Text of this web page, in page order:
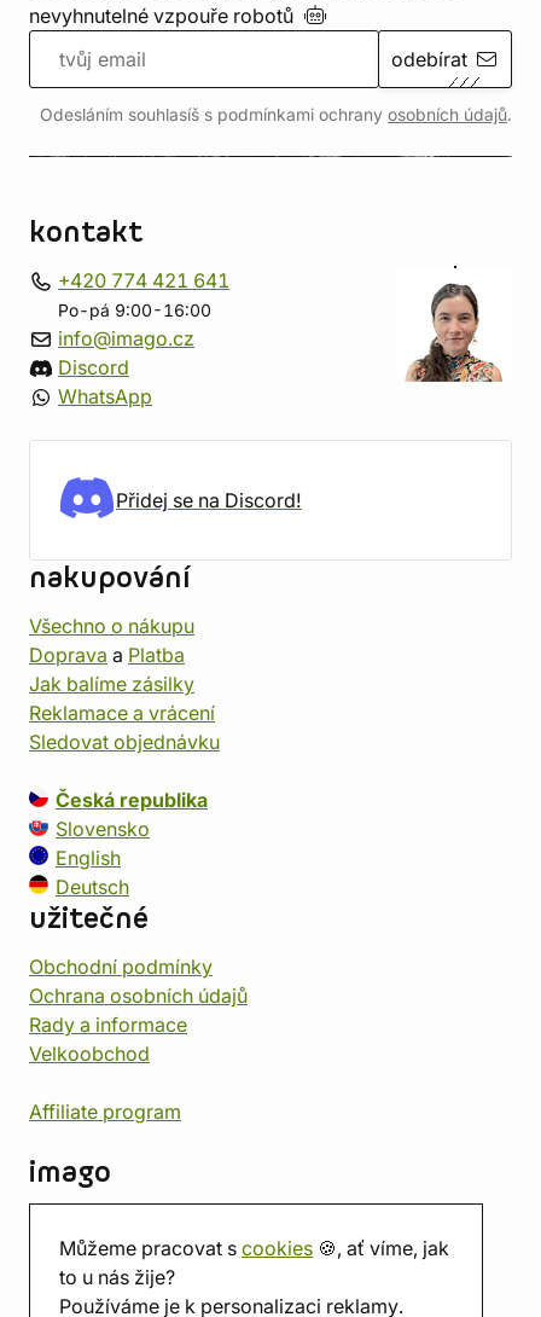
Můžeme pracovat s cookies 🍪, ať víme, jak
to u nás žije?
Používáme je k personalizaci reklamy.
nevyhnutelné vzpouře robotů
odebírat
Odesláním souhlasíš s podmínkami ochrany osobních údajů.
kontakt
+420 774 421 641
Po-pá 9:00-16:00
info@imago.cz
Discord
WhatsApp
Přidej se na Discord!
nakupování
Všechno o nákupu
Doprava a Platba
Jak balíme zásilky
Reklamace a vrácení
Sledovat objednávku
Česká republika
Slovensko
English
Deutsch
užitečné
Obchodní podmínky
Ochrana osobních údajů
Rady a informace
Velkoobchod
Affiliate program
imago
Prodejna
Herna
O nás